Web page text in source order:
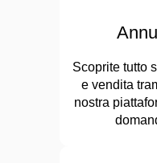
Scoprite tutto
e vendita
nostra